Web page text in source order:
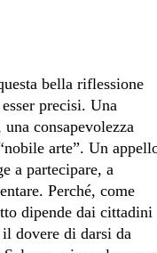
bella riflessione
precisi. Una
consapevolezza
arte”. Un
a partecipare, a
Perché, come
dipende dai cittadini
dovere di darsi da